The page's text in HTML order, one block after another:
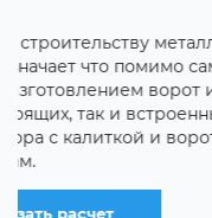
Свыше 100 м. - 5%
Свыше 200 м. - 7%
Строить вместе -
дает скидки на
и узнали что того
родственник -